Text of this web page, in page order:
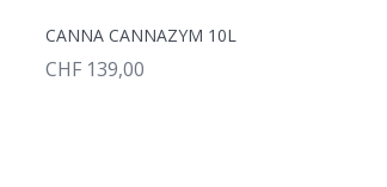
CANNA CANNAZYM 10L
CHF 139,00